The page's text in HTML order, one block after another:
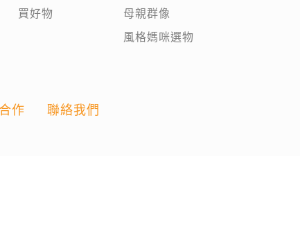
買好物
母親群像
風格媽咪選物
作 聯絡我們